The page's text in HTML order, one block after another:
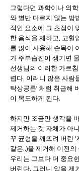
그렇다면 과학이나 의
와 별반 다르지 않는 방
적인 요소에 그 초점이
한 음식을 제하고, 고혈
를 많이 사용해 손목이
가 주부습진이 생기면
선생님의 이러한 가르
렵다. 이러니 많은 사람
탁상공론’ 처럼 취급해
이 목도하게 된다.
하지만 조금만 생각을
제거하는 것 자체가 아
꾸 균형을 깨뜨려 버린
같은..)을 제거해 이전
우리는 그보다 더 중요
버린다. 그러니 암을 제